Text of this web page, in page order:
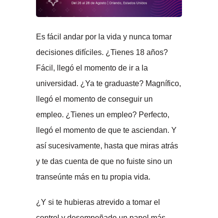
Es fácil andar por la vida y nunca tomar
decisiones difíciles. ¿Tienes 18 años?
Fácil, llegó el momento de ir a la
universidad. ¿Ya te graduaste? Magnífico,
llegó el momento de conseguir un
empleo. ¿Tienes un empleo? Perfecto,
llegó el momento de que te asciendan. Y
así sucesivamente, hasta que miras atrás
y te das cuenta de que no fuiste sino un
transeúnte más en tu propia vida.
¿Y si te hubieras atrevido a tomar el